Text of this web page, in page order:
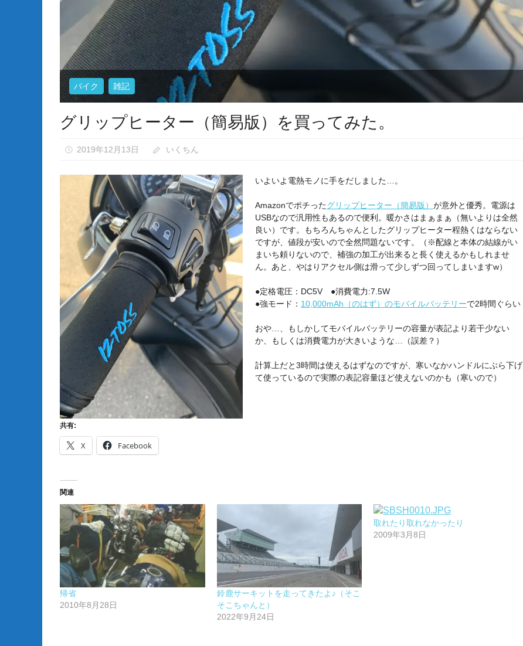
バイク 雑記
グリップヒーター（簡易版）を買ってみた。
2019年12月13日 いくちん
いよいよ電熱モノに手をだしました…。
Amazonでポチったグリップヒーター（簡易版） が意外と優秀。電源は
USBなので汎用性もあるので便利。暖かさはまぁまぁ（無いよりは全然
良い）です。もちろんちゃんとしたグリップヒーター程熱くはならない
ですが、値段が安いので全然問題ないです。（※配線と本体の結線がい
まいち頼りないので、補強の加工が出来ると長く使えるかもしれませ
ん。あと、やはりアクセル側は滑って少しずつ回ってしまいますw）
●定格電圧：DC5V ●消費電力:7.5W
●強モード： 10,000mAh（のはず）のモバイルバッテリーで2時間ぐらい
おや…、もしかしてモバイルバッテリーの容量が表記より若干少ない
か、もしくは消費電力が大きいような…（誤差？）
計算上だと3時間は使えるはずなのですが、寒いなかハンドルにぶら下げ
て使っているので実際の表記容量ほど使えないのかも（寒いので）
共有:
X Facebook
関連
帰省
2010年8月28日
鈴鹿サーキットを走ってきたよ♪（そこ
そこちゃんと）
2022年9月24日
取れたり取れなかったり
2009年3月8日